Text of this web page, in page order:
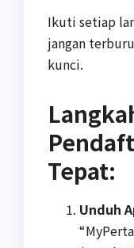
Ikuti setiap
jangan
kunci.
Tepat:
Unduh